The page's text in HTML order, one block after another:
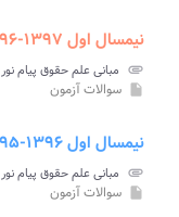
نیمسال اول ۱۳۹۷-۱۳۹۶
attachment مبانی علم حقوق پیام نور
insert_drive_file سوالات آزمون
نیمسال اول ۱۳۹۶-۱۳۹۵
attachment مبانی علم حقوق پیام نور
insert_drive_file سوالات آزمون